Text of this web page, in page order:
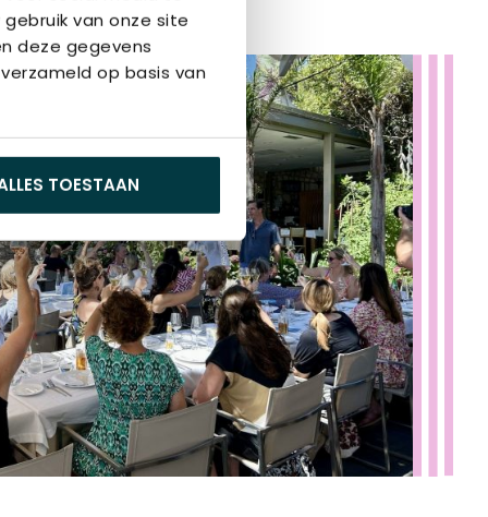
van onze site
deze gegevens
op basis van
TOESTAAN